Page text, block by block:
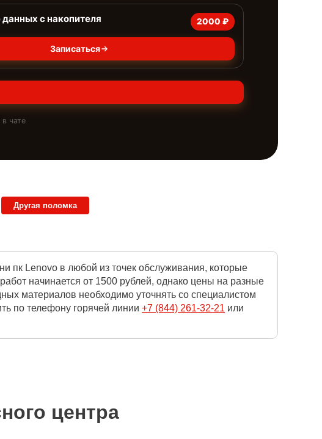
с накопителя 2000 ₽
Записаться
чате
Другая поломка
пк Lenovo в любой из точек обслуживания, которые
начинается от 1500 рублей, однако цены на разные
материалов необходимо уточнять со специалистом
по телефону горячей линии +7 (844) 261-32-21 или
центра